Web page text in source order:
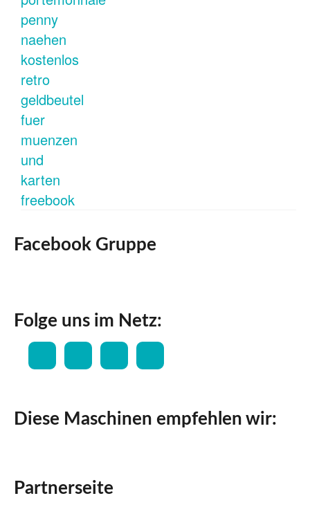
Facebook Gruppe
Folge uns im Netz:
Diese Maschinen empfehlen wir:
Partnerseite